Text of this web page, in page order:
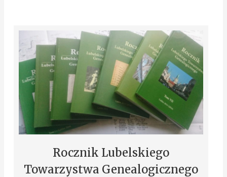
Rocznik Lubelskiego
Towarzystwa Genealogicznego